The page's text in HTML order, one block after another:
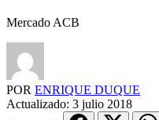
Mercado ACB
POR ENRIQUE DUQUE
Actualizado: 3 julio 2018